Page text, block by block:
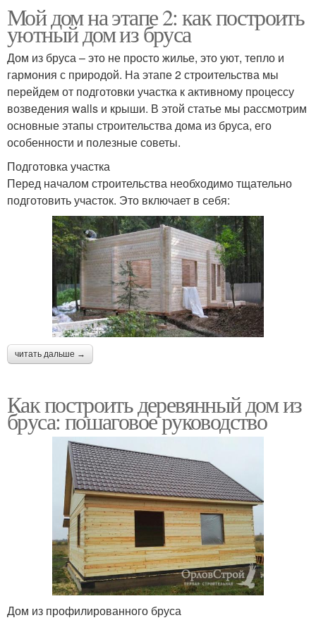
Мой дом на этапе 2: как построить
уютный дом из бруса
Дом из бруса – это не просто жилье, это уют, тепло и
гармония с природой. На этапе 2 строительства мы
перейдем от подготовки участка к активному процессу
возведения walls и крыши. В этой статье мы рассмотрим
основные этапы строительства дома из бруса, его
особенности и полезные советы.
Подготовка участка
Перед началом строительства необходимо тщательно
подготовить участок. Это включает в себя:
читать дальше →
Как построить деревянный дом из
бруса: пошаговое руководство
Дом из профилированного бруса